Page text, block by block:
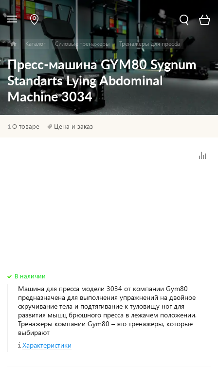
Каталог Силовые тренажеры Тренажеры для пресса
Пресс-машина GYM80 Sygnum
Standarts Lying Abdominal
Machine 3034
О товаре Цена и заказ
В наличии
Машина для пресса модели 3034 от компании Gym80
предназначена для выполнения упражнений на двойное
скручивание тела и подтягивание к туловищу ног для
развития мышц брюшного пресса в лежачем положении.
Тренажеры компании Gym80 – это тренажеры, которые
выбирают
Характеристики